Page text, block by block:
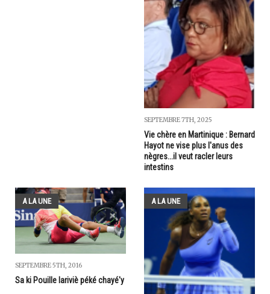
SEPTEMBRE 7TH, 2025
Vie chère en Martinique : Bernard
Hayot ne vise plus l'anus des
nègres...il veut racler leurs
intestins
A LA UNE
SEPTEMBRE 5TH, 2016
Sa ki Pouille lariviè péké chayé'y
A LA UNE